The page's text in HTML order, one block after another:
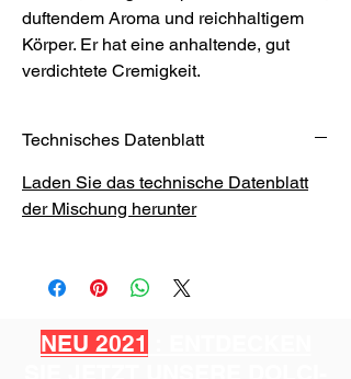
duftendem Aroma und reichhaltigem
Körper. Er hat eine anhaltende, gut
verdichtete Cremigkeit.
Technisches Datenblatt
Laden Sie das technische Datenblatt
der Mischung herunter
NEU 2021